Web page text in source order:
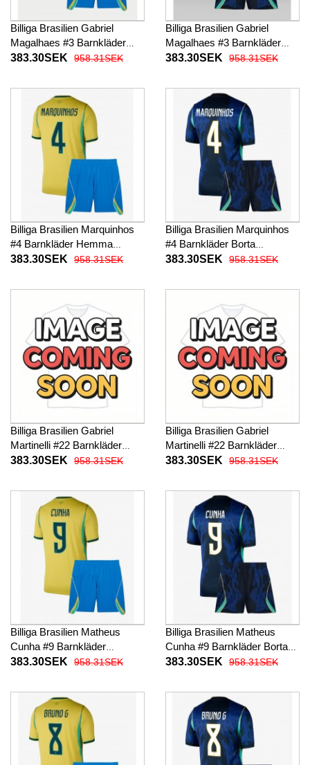
Billiga Brasilien Gabriel
Magalhaes #3 Barnkläder
Hemma fotbollskläder till
Korta byxor)
383.30SEK 958.31SEK
Billiga Brasilien Gabriel
Magalhaes #3 Barnkläder
Borta fotbollskläder till baby
byxor)
383.30SEK 958.31SEK
Billiga Brasilien Marquinhos
#4 Barnkläder Hemma
fotbollskläder till baby VM
byxor)
383.30SEK 958.31SEK
Billiga Brasilien Marquinhos
#4 Barnkläder Borta
fotbollskläder till baby VM
byxor)
383.30SEK 958.31SEK
Billiga Brasilien Gabriel
Martinelli #22 Barnkläder
Hemma fotbollskläder till
Korta byxor)
383.30SEK 958.31SEK
Billiga Brasilien Gabriel
Martinelli #22 Barnkläder
Borta fotbollskläder till baby
byxor)
383.30SEK 958.31SEK
Billiga Brasilien Matheus
Cunha #9 Barnkläder
Hemma fotbollskläder till
Korta byxor)
383.30SEK 958.31SEK
Billiga Brasilien Matheus
Cunha #9 Barnkläder Borta
fotbollskläder till baby VM
byxor)
383.30SEK 958.31SEK